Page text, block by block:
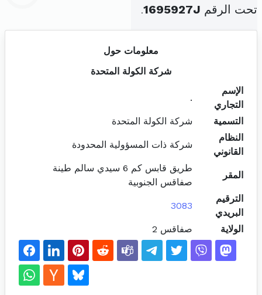
تحت الرقم 1695927J
.
معلومات حول
شركة الكولة المتحدة
الإسم
التجاري
.
التسمية
شركة الكولة المتحدة
النظام
القانوني
شركة ذات المسؤولية المحدودة
المقر
طريق قابس كم 6 سيدي سالم طينة
صفاقس الجنوبية
الترقيم
البريدي
3083
الولاية صفاقس 2